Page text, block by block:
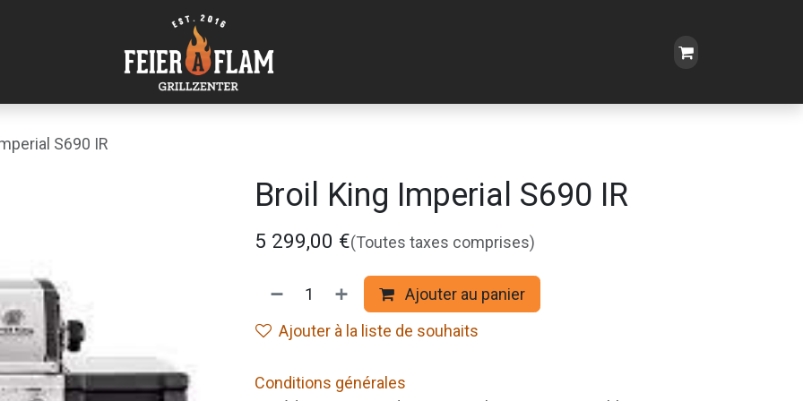
S690 IR
Broil King Imperial S690 IR
5 299,00 €(Toutes taxes comprises)
Ajouter au panier
Ajouter à la liste de souhaits
Conditions générales